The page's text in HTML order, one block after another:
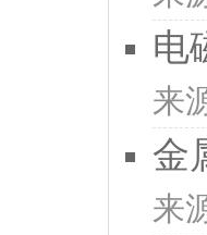
电
来
金
来